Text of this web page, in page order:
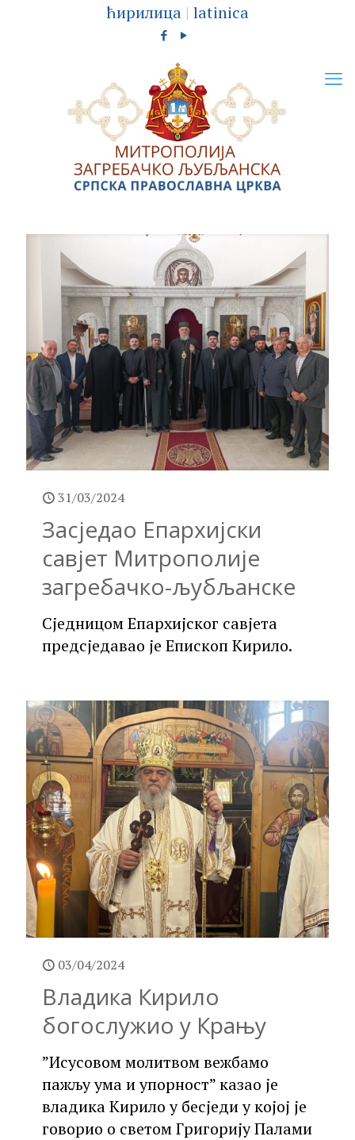
ћирилица | latinica
31/03/2024
Засједао Епархијски
савјет Митрополије
загребачко-љубљанске
Сједницом Епархијског савјета
предсједавао је Епископ Кирило.
03/04/2024
Владика Кирило
богослужио у Крању
”Исусовом молитвом вежбамо
пажљу ума и упорност” казао је
владика Кирило у бесједи у којој је
говорио о светом Григорију Палами